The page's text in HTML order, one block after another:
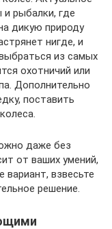
рыбалки, где
дикую природу
нигде, и
из самых
охотничий или
Дополнительно
поставить
даже без
от ваших умений,
взвесьте
решение.